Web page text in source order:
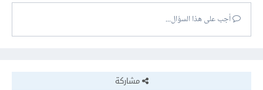
أجب على هذا السؤال...
مشاركة